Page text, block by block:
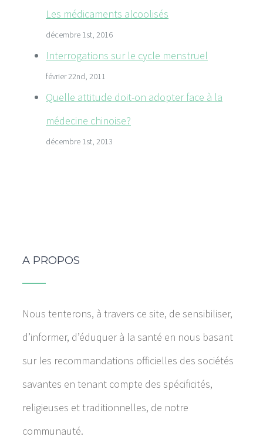
Les médicaments alcoolisés
décembre 1st, 2016
Interrogations sur le cycle menstruel
février 22nd, 2011
Quelle attitude doit-on adopter face à la
médecine chinoise?
décembre 1st, 2013
A PROPOS
Nous tenterons, à travers ce site, de sensibiliser,
d’informer, d’éduquer à la santé en nous basant
sur les recommandations officielles des sociétés
savantes en tenant compte des spécificités,
religieuses et traditionnelles, de notre
communauté.